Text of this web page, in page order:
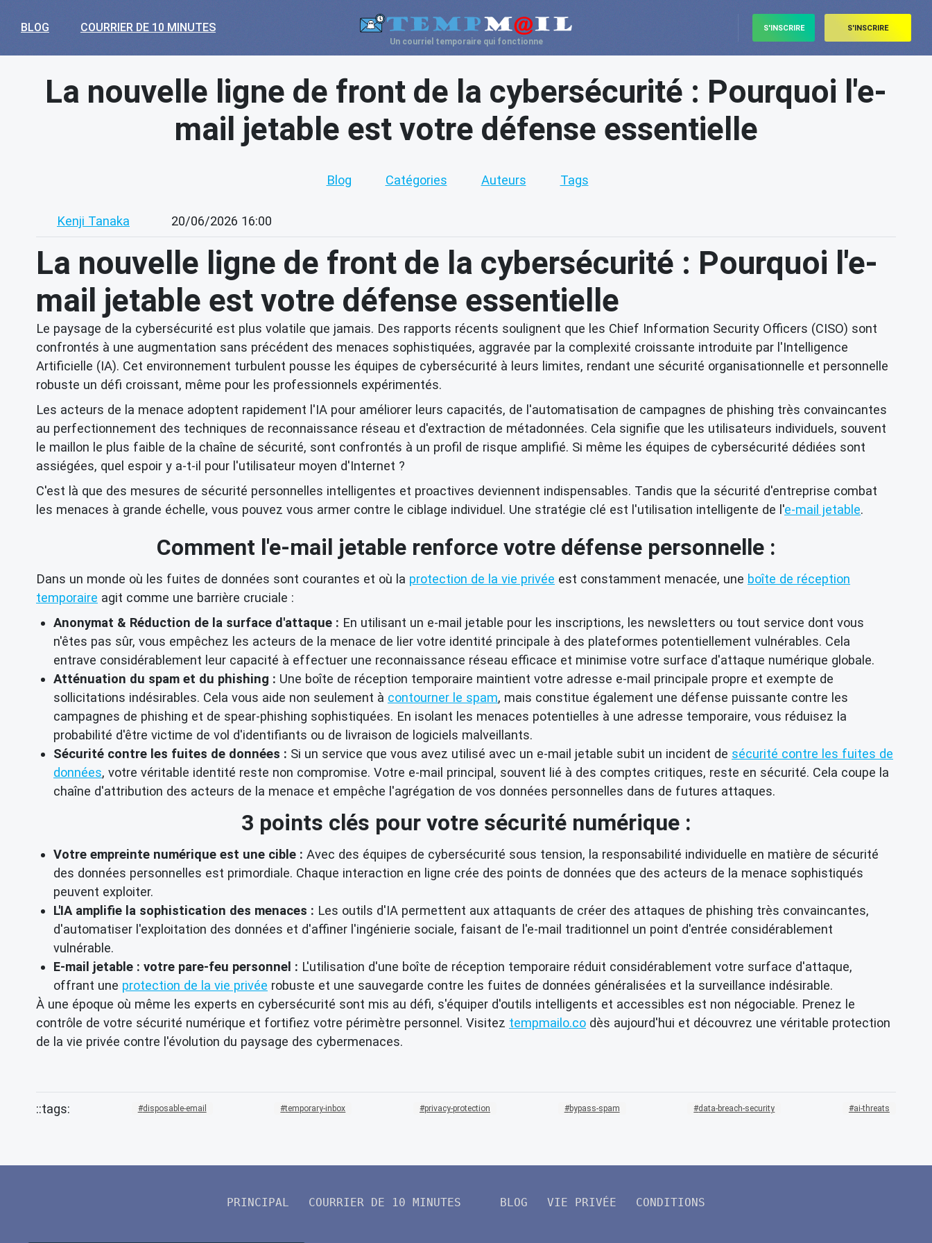
BLOG COURRIER DE 10 MINUTES
Un courriel temporaire qui fonctionne
S'INSCRIRE S'INSCRIRE
La nouvelle ligne de front de la cybersécurité : Pourquoi l'e-
mail jetable est votre défense essentielle
Blog Catégories Auteurs Tags
Kenji Tanaka 20/06/2026 16:00
La nouvelle ligne de front de la cybersécurité : Pourquoi l'e-
mail jetable est votre défense essentielle
Le paysage de la cybersécurité est plus volatile que jamais. Des rapports récents soulignent que les Chief Information Security Officers (CISO) sont
confrontés à une augmentation sans précédent des menaces sophistiquées, aggravée par la complexité croissante introduite par l'Intelligence
Artificielle (IA). Cet environnement turbulent pousse les équipes de cybersécurité à leurs limites, rendant une sécurité organisationnelle et personnelle
robuste un défi croissant, même pour les professionnels expérimentés.
Les acteurs de la menace adoptent rapidement l'IA pour améliorer leurs capacités, de l'automatisation de campagnes de phishing très convaincantes
au perfectionnement des techniques de reconnaissance réseau et d'extraction de métadonnées. Cela signifie que les utilisateurs individuels, souvent
le maillon le plus faible de la chaîne de sécurité, sont confrontés à un profil de risque amplifié. Si même les équipes de cybersécurité dédiées sont
assiégées, quel espoir y a-t-il pour l'utilisateur moyen d'Internet ?
C'est là que des mesures de sécurité personnelles intelligentes et proactives deviennent indispensables. Tandis que la sécurité d'entreprise combat
les menaces à grande échelle, vous pouvez vous armer contre le ciblage individuel. Une stratégie clé est l'utilisation intelligente de l'e-mail jetable.
Comment l'e-mail jetable renforce votre défense personnelle :
Dans un monde où les fuites de données sont courantes et où la protection de la vie privée est constamment menacée, une boîte de réception
temporaire agit comme une barrière cruciale :
Anonymat & Réduction de la surface d'attaque : En utilisant un e-mail jetable pour les inscriptions, les newsletters ou tout service dont vous
n'êtes pas sûr, vous empêchez les acteurs de la menace de lier votre identité principale à des plateformes potentiellement vulnérables. Cela
entrave considérablement leur capacité à effectuer une reconnaissance réseau efficace et minimise votre surface d'attaque numérique globale.
Atténuation du spam et du phishing : Une boîte de réception temporaire maintient votre adresse e-mail principale propre et exempte de
sollicitations indésirables. Cela vous aide non seulement à contourner le spam, mais constitue également une défense puissante contre les
campagnes de phishing et de spear-phishing sophistiquées. En isolant les menaces potentielles à une adresse temporaire, vous réduisez la
probabilité d'être victime de vol d'identifiants ou de livraison de logiciels malveillants.
Sécurité contre les fuites de données : Si un service que vous avez utilisé avec un e-mail jetable subit un incident de sécurité contre les fuites de
données, votre véritable identité reste non compromise. Votre e-mail principal, souvent lié à des comptes critiques, reste en sécurité. Cela coupe la
chaîne d'attribution des acteurs de la menace et empêche l'agrégation de vos données personnelles dans de futures attaques.
3 points clés pour votre sécurité numérique :
Votre empreinte numérique est une cible : Avec des équipes de cybersécurité sous tension, la responsabilité individuelle en matière de sécurité
des données personnelles est primordiale. Chaque interaction en ligne crée des points de données que des acteurs de la menace sophistiqués
peuvent exploiter.
L'IA amplifie la sophistication des menaces : Les outils d'IA permettent aux attaquants de créer des attaques de phishing très convaincantes,
d'automatiser l'exploitation des données et d'affiner l'ingénierie sociale, faisant de l'e-mail traditionnel un point d'entrée considérablement
vulnérable.
E-mail jetable : votre pare-feu personnel : L'utilisation d'une boîte de réception temporaire réduit considérablement votre surface d'attaque,
offrant une protection de la vie privée robuste et une sauvegarde contre les fuites de données généralisées et la surveillance indésirable.
À une époque où même les experts en cybersécurité sont mis au défi, s'équiper d'outils intelligents et accessibles est non négociable. Prenez le
contrôle de votre sécurité numérique et fortifiez votre périmètre personnel. Visitez tempmailo.co dès aujourd'hui et découvrez une véritable protection
de la vie privée contre l'évolution du paysage des cybermenaces.
disposable-email temporary-inbox privacy-protection bypass-spam data-breach-security ai-threats
PRINCIPAL COURRIER DE 10 MINUTES BLOG VIE PRIVÉE CONDITIONS